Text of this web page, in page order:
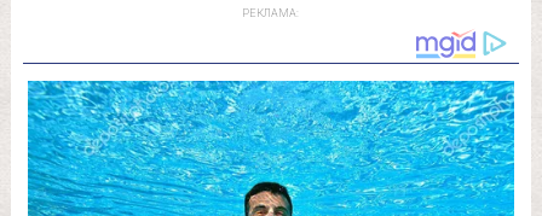
РЕКЛАМА: